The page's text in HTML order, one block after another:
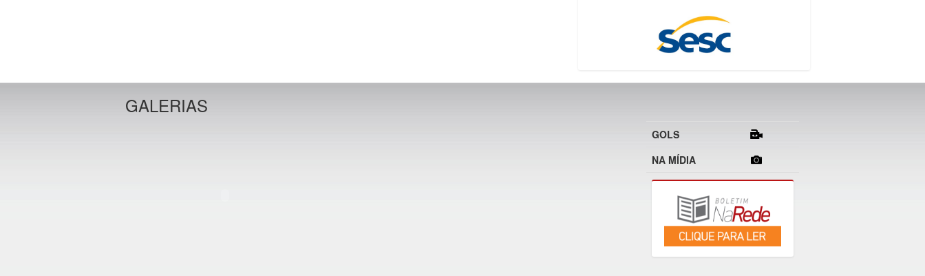
Campeonato Mineiro Sicoob 2026 – Segunda
GALERIAS
GOLS
NA MÍDIA